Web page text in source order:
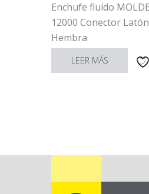
Enchufe fluído
12000 Conector Latón
Hembra
LEER MÁS